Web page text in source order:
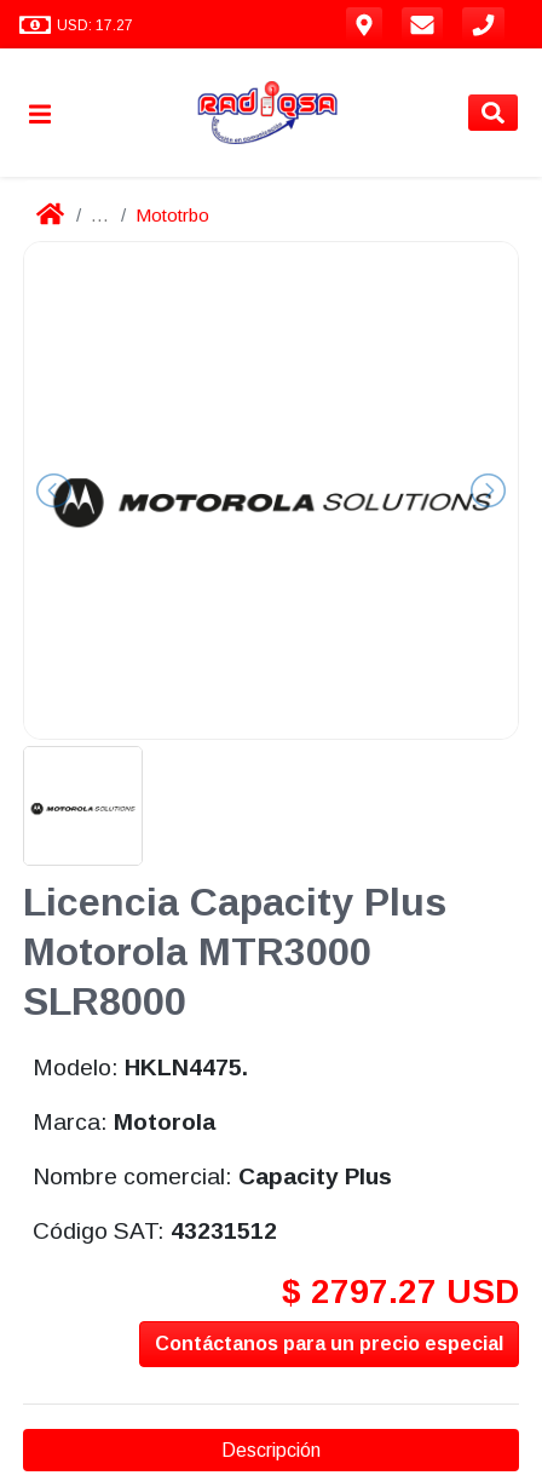
USD: 17.27
... Mototrbo
Licencia Capacity Plus
Motorola MTR3000
SLR8000
Modelo: HKLN4475.
Marca: Motorola
Nombre comercial: Capacity Plus
Código SAT: 43231512
$ 2797.27 USD
Contáctanos para un precio especial
Descripción